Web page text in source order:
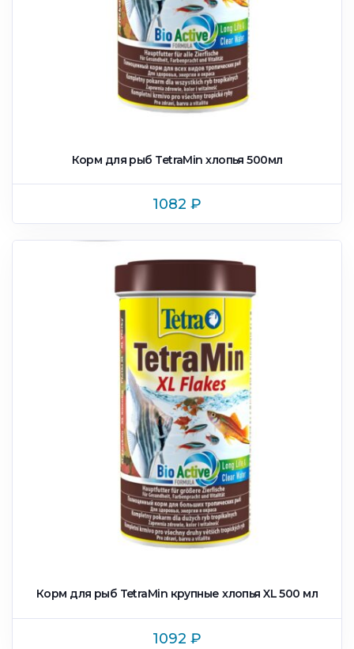
Корм для рыб TetraMin xлопья 500мл
1082 ₽
Корм для рыб TetraMin крупные xлопья XL 500 мл
1092 ₽